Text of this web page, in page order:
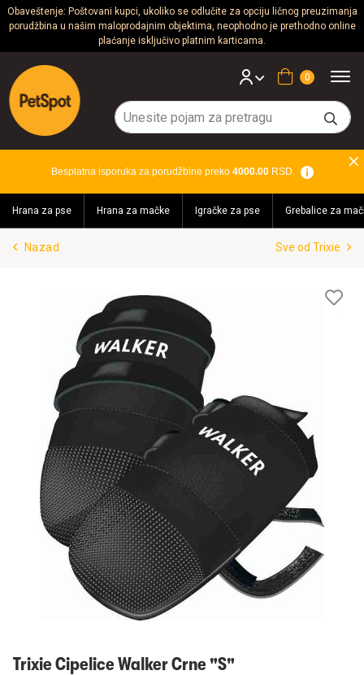
Obaveštenje: Poštovani kupci, ukoliko se odlučite za opciju ličnog preuzimanja
porudžbina u našim maloprodajnim objektima, neophodno je prethodno online
plaćanje isključivo platnim karticama.
Psi
Mačke
Glodari
Akvaristika
Teraristika
Brendovi
Akcija!
Prijavi se
Korpa
Besplatna isporuka za porudžbine preko 4000.00RSD.
Hrana za pse Hrana za mačke Igračke za pse Grebalice za
Nazad Sve od Trixie
Trixie Cipelice Walker Crne "S"